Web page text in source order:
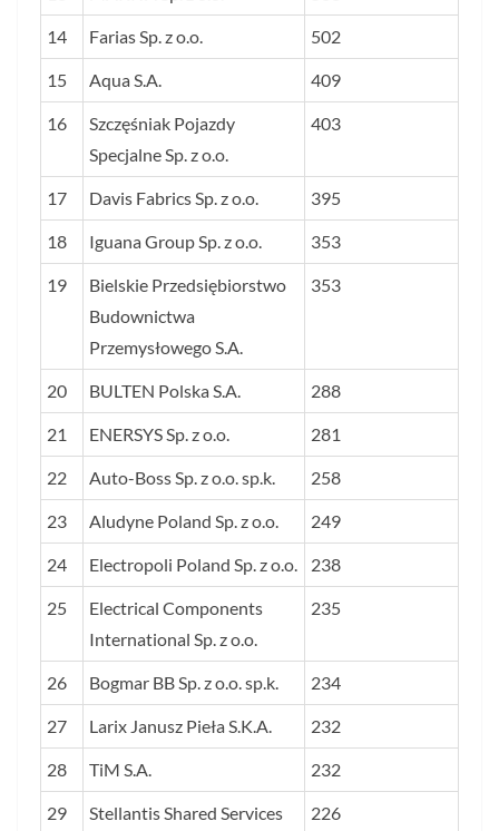
14 Farias Sp. z o.o. 502
15 Aqua S.A. 409
16
Szczęśniak Pojazdy
Specjalne Sp. z o.o.
403
17 Davis Fabrics Sp. z o.o. 395
18 Iguana Group Sp. z o.o. 353
19
Bielskie Przedsiębiorstwo
Budownictwa
Przemysłowego S.A.
353
20 BULTEN Polska S.A. 288
21 ENERSYS Sp. z o.o. 281
22 Auto-Boss Sp. z o.o. sp.k. 258
23 Aludyne Poland Sp. z o.o. 249
24 Electropoli Poland Sp. z o.o. 238
25
Electrical Components
International Sp. z o.o.
235
26 Bogmar BB Sp. z o.o. sp.k. 234
27 Larix Janusz Pieła S.K.A. 232
28 TiM S.A. 232
29 Stellantis Shared Services 226